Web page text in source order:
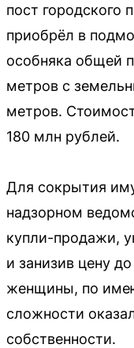
пост городского
приобрёл в
особняка общей
метров с
метров.
180 млн рублей.
Для сокрытия
надзорном
купли-продажи,
и занизив цену
женщины, по
сложности
собственности.